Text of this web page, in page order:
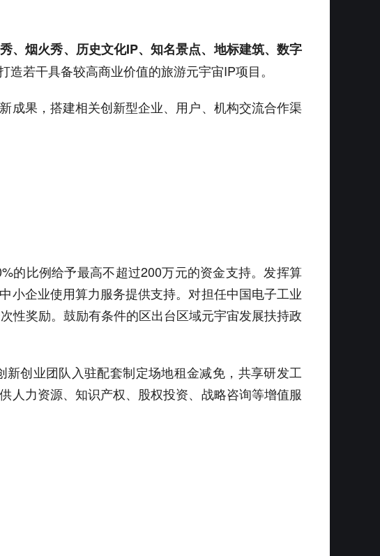
、烟火秀、历史文化IP、知名景点、地标建筑、数字
造若干具备较高商业价值的旅游元宇宙IP项目。
成果，搭建相关创新型企业、用户、机构交流合作渠
的比例给予最高不超过200万元的资金支持。发挥算
小企业使用算力服务提供支持。对担任中国电子工业
性奖励。鼓励有条件的区出台区域元宇宙发展扶持政
创业团队入驻配套制定场地租金减免，共享研发工
人力资源、知识产权、股权投资、战略咨询等增值服